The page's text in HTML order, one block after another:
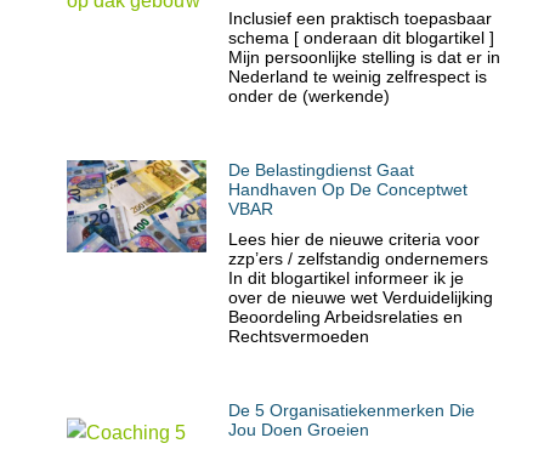
Inclusief een praktisch toepasbaar
schema [ onderaan dit blogartikel ]
Mijn persoonlijke stelling is dat er in
Nederland te weinig zelfrespect is
onder de (werkende)
De Belastingdienst Gaat
Handhaven Op De Conceptwet
VBAR
Lees hier de nieuwe criteria voor
zzp’ers / zelfstandig ondernemers
In dit blogartikel informeer ik je
over de nieuwe wet Verduidelijking
Beoordeling Arbeidsrelaties en
Rechtsvermoeden
De 5 Organisatiekenmerken Die
Jou Doen Groeien